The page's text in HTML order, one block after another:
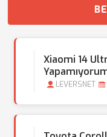
Xiaomi 14
LEVERSNET